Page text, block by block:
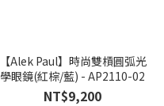
【Alek Paul】時尚雙槓圓弧光
學眼鏡(紅棕/藍) - AP2110-02
NT$9,200